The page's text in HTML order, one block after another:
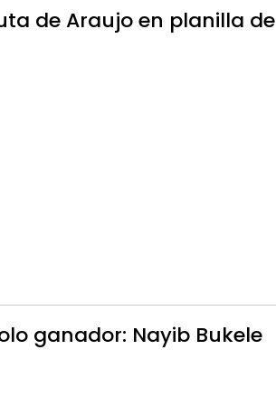
de Araujo en planilla de
ganador: Nayib Bukele